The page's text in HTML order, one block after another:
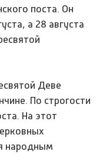
поста. Он
а 28 августа
Деве
По строгости
На этот
народным